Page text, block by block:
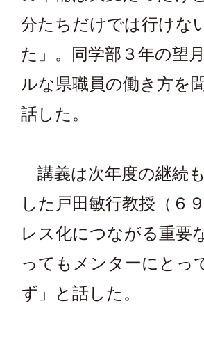
分たちだけでは行けな
た」。同学部３年の望
ルな県職員の働き方を
話した。
講義は次年度の継続
した戸田敏行教授（６
レス化につながる重要
ってもメンターにとっ
ず」と話した。